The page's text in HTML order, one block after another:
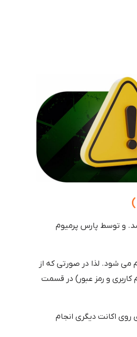
و توسط پارس پرمیوم
می شود. لذا در صورتی که از
و رمز عبور) در قسمت
اکانت دیگری انجام